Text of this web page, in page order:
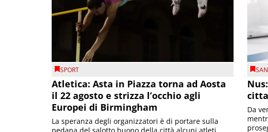
SPORT
Atletica: Asta in Piazza torna ad Aosta
il 22 agosto e strizza l’occhio agli
Europei di Birmingham
La speranza degli organizzatori è di portare sulla
Da